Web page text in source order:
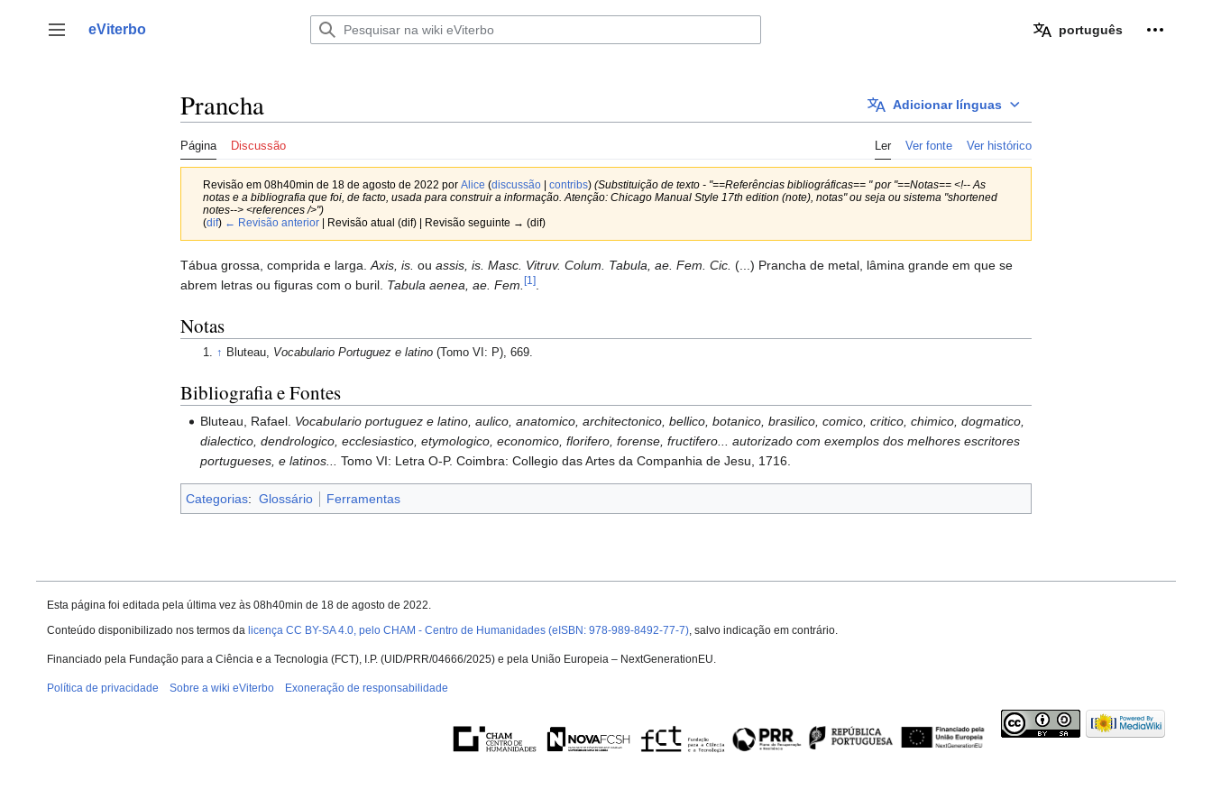
para
Alternar barra lateral
eViterbo português
Adicionar línguas
Prancha
Página Discussão Ler Ver fonte Ver histórico
Revisão em 08h40min de 18 de agosto de 2022 por Alice (discussão | contribs) (Substituição de texto - "==Referências bibliográficas== " por "==Notas== <!-- As
notas e a bibliografia que foi, de facto, usada para construir a informação. Atenção: Chicago Manual Style 17th edition (note), notas" ou seja ou sistema "shortened
notes--> <references />")
(dif) ← Revisão anterior | Revisão atual (dif) | Revisão seguinte → (dif)
Tábua grossa, comprida e larga. Axis, is. ou assis, is. Masc. Vitruv. Colum. Tabula, ae. Fem. Cic. (...) Prancha de metal, lâmina grande em que se
abrem letras ou figuras com o buril. Tabula aenea, ae. Fem. [1]
Notas
↑ Bluteau, Vocabulario Portuguez e latino (Tomo VI: P), 669.
Bibliografia e Fontes
Bluteau, Rafael. Vocabulario portuguez e latino, aulico, anatomico, architectonico, bellico, botanico, brasilico, comico, critico, chimico, dogmatico,
dialectico, dendrologico, ecclesiastico, etymologico, economico, florifero, forense, fructifero... autorizado com exemplos dos melhores escritores
portugueses, e latinos...
Tomo VI: Letra O-P. Coimbra: Collegio das Artes da Companhia de Jesu, 1716.
Categorias: Glossário Ferramentas
Esta página foi editada pela última vez às 08h40min de 18 de agosto de 2022.
Conteúdo disponibilizado nos termos da licença CC BY-SA 4.0, pelo CHAM - Centro de Humanidades (eISBN: 978-989-8492-77-7) , salvo indicação em contrário.
Financiado pela Fundação para a Ciência e a Tecnologia (FCT), I.P. (UID/PRR/04666/2025) e pela União Europeia – NextGenerationEU.
Política de privacidade Sobre a wiki eViterbo Exoneração de responsabilidade